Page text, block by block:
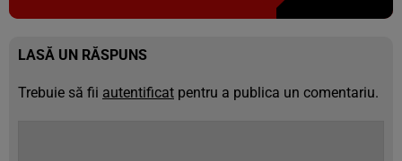
LASĂ UN RĂSPUNS
Trebuie să fii autentificat pentru a publica un comentariu.